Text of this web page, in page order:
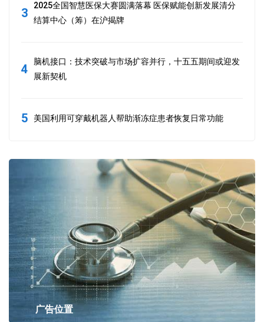
3
2025全国智慧医保大赛圆满落幕 医保赋能创新发展清分
结算中心（筹）在沪揭牌
4
脑机接口：技术突破与市场扩容并行，十五五期间或迎发
展新契机
5 美国利用可穿戴机器人帮助渐冻症患者恢复日常功能
广告位置